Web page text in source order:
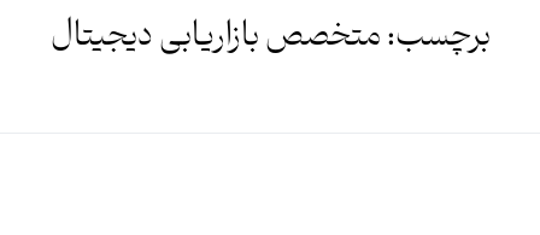
برچسب:متخصص بازاریابی دیجیتال